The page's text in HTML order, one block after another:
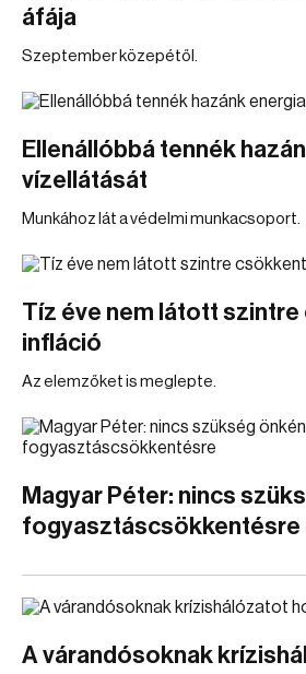
áfája
Szeptember közepétől.
Ellenállóbbá tennék
vízellátását
Munkához lát a védelmi munkacsoport.
Tíz éve nem látott szintre
infláció
Az elemzőket is meglepte.
Magyar Péter: nincs
fogyasztáscsökkentésre
A várandósoknak